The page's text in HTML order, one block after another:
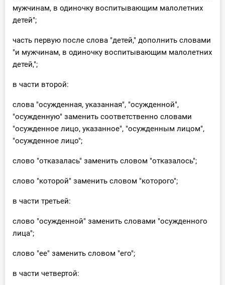
мужчинам, в одиночку воспитывающим малолетних
детей";
часть первую после слова "детей," дополнить словами
"и мужчинам, в одиночку воспитывающим малолетних
детей,";
в части второй:
слова "осужденная, указанная", "осужденной",
"осужденную" заменить соответственно словами
"осужденное лицо, указанное", "осужденным лицом",
"осужденное лицо";
слово "отказалась" заменить словом "отказалось";
слово "которой" заменить словом "которого";
в части третьей:
слово "осужденной" заменить словами "осужденного
лица";
слово "ее" заменить словом "его";
в части четвертой: